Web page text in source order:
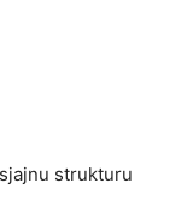
strukturu